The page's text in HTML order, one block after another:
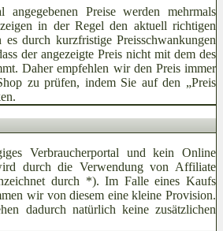
Preise werden mehrmals
in der Regel den aktuell richtigen
durch kurzfristige Preisschwankungen
der angezeigte Preis nicht mit dem des
Daher empfehlen wir den Preis immer
zu prüfen, indem Sie auf den „Preis
Verbraucherportal und kein Online
durch die Verwendung von Affiliate
durch *). Im Falle eines Kaufs
wir von diesem eine kleine Provision.
dadurch natürlich keine zusätzlichen